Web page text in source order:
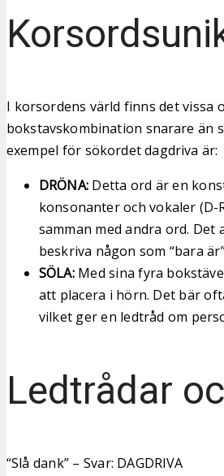
I korsordens värld finns det vissa
bokstavskombination snarare än
exempel för sökordet dagdriva är:
DRÖNA:Detta ord är en
konsonanter och vokaler
samman med andra ord.
beskriva någon som “bara
SÖLA:Med sina fyra
att placera i hörn. Det bär
vilket ger en ledtråd om
Ledtrådar
“Slå dank” – Svar: DAGDRIVA